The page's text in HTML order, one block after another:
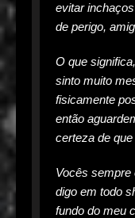
evitar
de perigo,
O que
sinto muito
fisicamente
então
certeza de
Vocês sempre
digo em todo
fundo do meu